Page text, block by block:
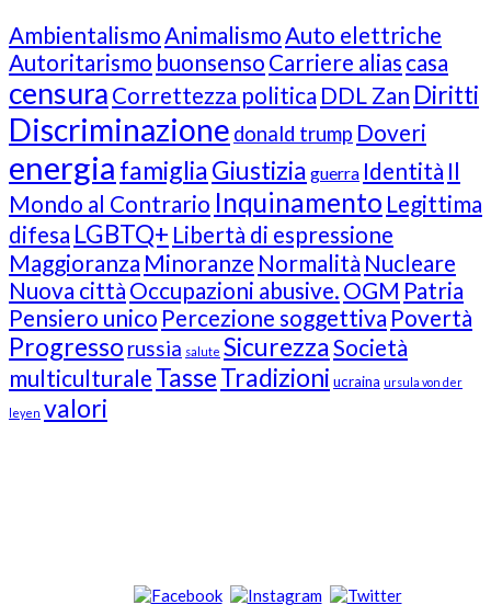
Ambientalismo Animalismo Auto elettriche
Autoritarismo buonsenso Carriere alias casa
censura Correttezza politica DDL Zan Diritti
Discriminazione donald trump Doveri
energia famigliaGiustizia guerra Identità Il
Mondo al Contrario Inquinamento Legittima
difesa LGBTQ+ Libertà di espressione
Maggioranza Minoranze Normalità Nucleare
Nuova città Occupazioni abusive. OGM Patria
Pensiero unico Percezione soggettiva Povertà
Progresso russia salute SicurezzaSocietà
multiculturale TasseTradizioni ucraina ursula von der
leyen valori